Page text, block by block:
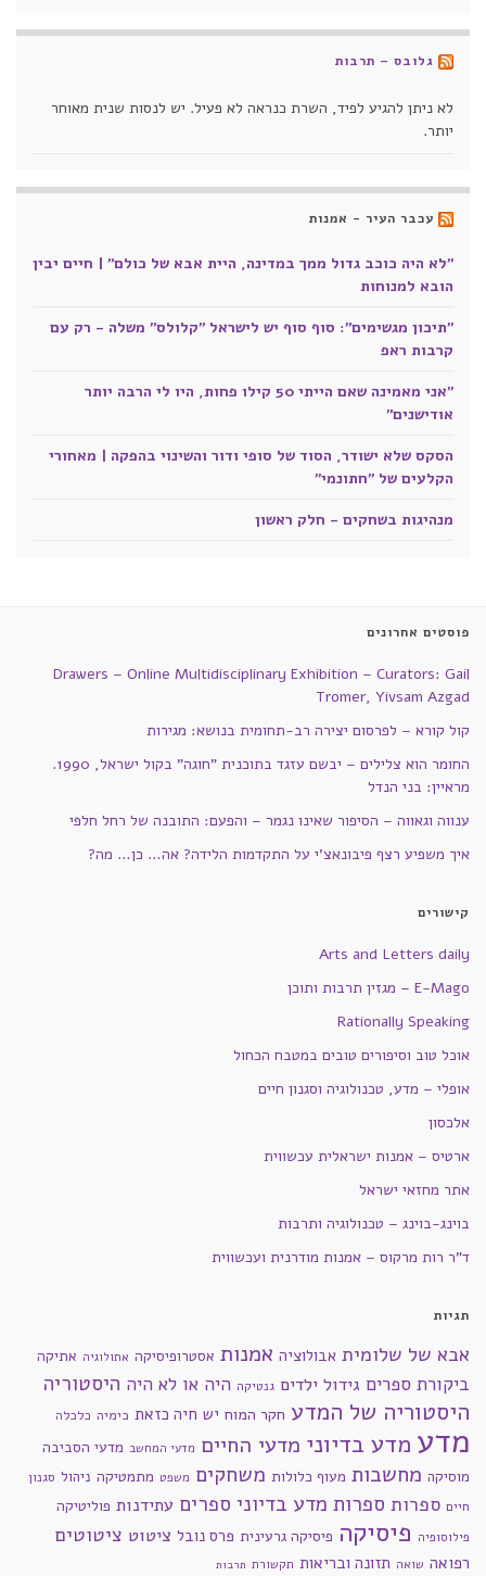
גלובס – תרבות
לא ניתן להגיע לפיד, השרת כנראה לא פעיל. יש לנסות שנית מאוחר
יותר.
עכבר העיר - אמנות
"לא היה כוכב גדול ממך במדינה, היית אבא של כולם" | חיים יבין
הובא למנוחות
"תיכון מגשימים": סוף סוף יש לישראל "קלולס" משלה - רק עם
קרבות ראפ
"אני מאמינה שאם הייתי 50 קילו פחות, היו לי הרבה יותר
אודישנים"
הסקס שלא ישודר, הסוד של סופי ודור והשינוי בהפקה | מאחורי
הקלעים של "חתונמי"
מנהיגות בשחקים - חלק ראשון
פוסטים אחרונים
Drawers – Online Multidisciplinary Exhibition – Curators: Gail
Tromer, Yivsam Azgad
קול קורא – לפרסום יצירה רב-תחומית בנושא: מגירות
החומר הוא צלילים – יבשם עזגד בתוכנית "חוגה" בקול ישראל, 1990.
מראיין: בני הנדל
ענווה וגאווה – הסיפור שאינו נגמר – והפעם: התובנה של רחל חלפי
איך משפיע רצף פיבונאצ'י על התקדמות הלידה? אה… כן… מה?
קישורים
Arts and Letters daily
E-Mago – מגזין תרבות ותוכן
Rationally Speaking
אוכל טוב וסיפורים טובים במטבח הכחול
אופלי – מדע, טכנולוגיה וסגנון חיים
אלכסון
ארטיס – אמנות ישראלית עכשווית
אתר מחזאי ישראל
בוינג-בוינג – טכנולוגיה ותרבות
ד"ר רות מרקוס – אמנות מודרנית ועכשווית
תגיות
אבא של שלומית אבולוציה אמנות אסטרופיסיקה אתולוגיה אתיקה
ביקורת ספרים גידול ילדים גנטיקה היה או לא היה היסטוריה
היסטוריה של המדע חקר המוח יש חיה כזאת כימיה כלכלה
מדע מדע בדיוני מדעי החיים מדעי המחשב מדעי הסביבה
מוסיקה מחשבות מעוף כלולות משחקים משפט מתמטיקה ניהול סגנון
חיים ספרות ספרות מדע בדיוני ספרים עתידנות פוליטיקה
פילוסופיה פיסיקה פיסיקה גרעינית פרס נובל ציטוט ציטוטים
רפואה שואה תזונה ובריאות תקשורת תרבות